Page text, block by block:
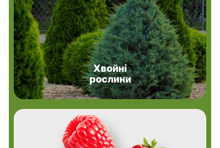
Хвойні
рослини